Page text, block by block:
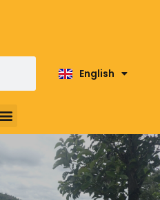
English
Français